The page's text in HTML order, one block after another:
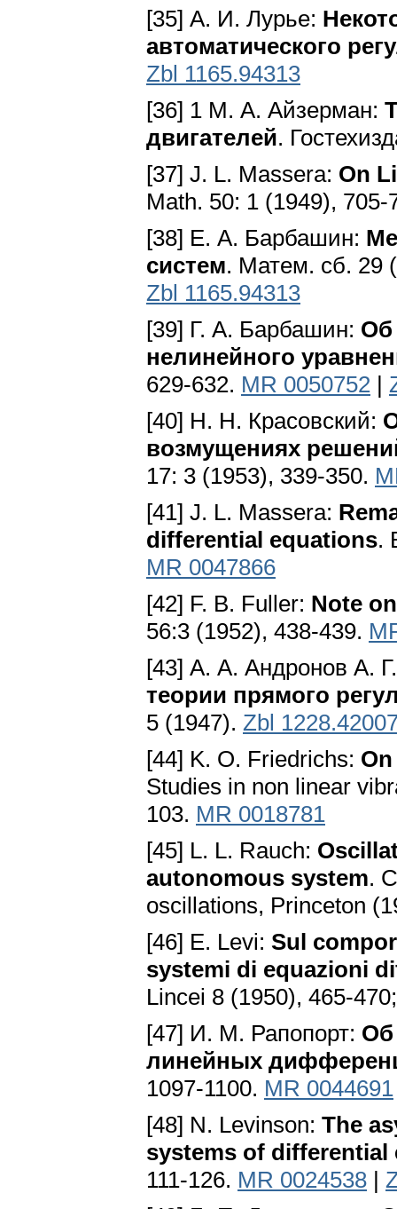
[35] А. И. Лурье:
автоматического
Zbl 1165.94313
[36] 1 М. А. Айзерман:
двигателей.
[37] J. L. Massera: On
Math. 50: 1 (1949),
[38] Е. А. Барбашин:
систем. Матем. сб. 29
Zbl 1165.94313
[39] Г. А. Барбашин: Об
нелинейного
629-632. MR 0050752 |
[40] Н. Н. Красовский:
возмущениях
17: 3 (1953), 339-350.
[41] J. L. Massera:
differential equations.
MR 0047866
[42] F. B. Fuller: Note
56:3 (1952), 438-439.
[43] А. А. Андронов А.
теории прямого
5 (1947). Zbl
[44] K. O. Friedrichs:
Studies in non linear
103. MR 0018781
[45] L. L. Rauch:
autonomous system.
oscillations, Princeton
[46] Е. Levi: Sul
systemi di equazioni
Lincei 8 (1950), 465-
[47] И. М. Рапопорт: Об
линейных
1097-1100. MR 0044691
[48] N. Levinson: The
systems of differential
111-126. MR 0024538 |